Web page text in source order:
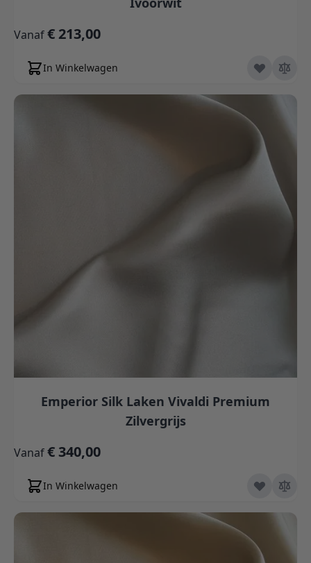
Vanaf€ 213,00
In Winkelwagen
Emperior Silk Laken Vivaldi Premium
Zilvergrijs
Vanaf€ 340,00
In Winkelwagen